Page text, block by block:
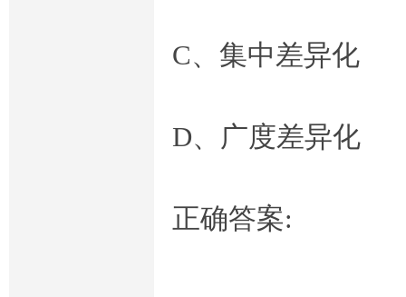
C、集中差异化
D、广度差异化
正确答案: